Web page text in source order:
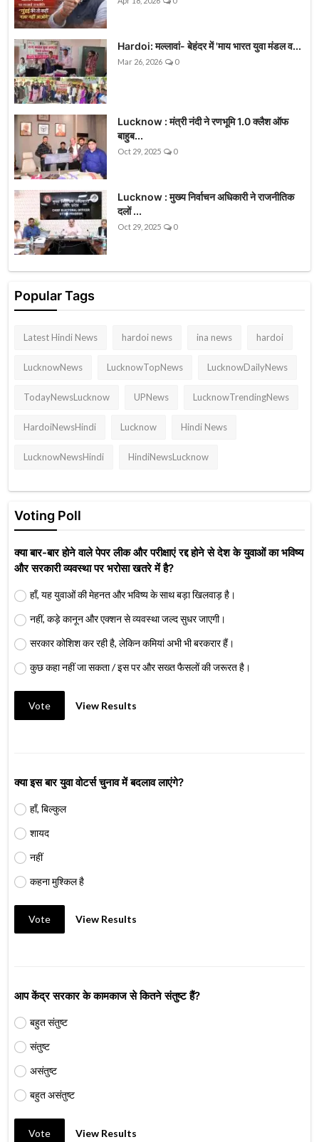
Hardoi: मल्लावां- बेहंदर में 'माय भारत युवा मंडल व...
Mar 26, 2026 0
Lucknow : मंत्री नंदी ने रणभूमि 1.0 क्लैश ऑफ
बाहुब...
Oct 29, 2025 0
Lucknow : मुख्य निर्वाचन अधिकारी ने राजनीतिक
दलों ...
Oct 29, 2025 0
Popular Tags
Latest Hindi News hardoi news ina news hardoi
LucknowNews LucknowTopNews LucknowDailyNews
TodayNewsLucknow UPNews LucknowTrendingNews
HardoiNewsHindi Lucknow Hindi News
LucknowNewsHindi HindiNewsLucknow
Voting Poll
क्या बार-बार होने वाले पेपर लीक और परीक्षाएं रद्द होने से देश के युवाओं का भविष्य
और सरकारी व्यवस्था पर भरोसा खतरे में है?
हाँ, यह युवाओं की मेहनत और भविष्य के साथ बड़ा खिलवाड़ है।
नहीं, कड़े कानून और एक्शन से व्यवस्था जल्द सुधर जाएगी।
सरकार कोशिश कर रही है, लेकिन कमियां अभी भी बरकरार हैं।
कुछ कहा नहीं जा सकता / इस पर और सख्त फैसलों की जरूरत है।
Vote View Results
क्या इस बार युवा वोटर्स चुनाव में बदलाव लाएंगे?
हाँ, बिल्कुल
शायद
नहीं
कहना मुश्किल है
Vote View Results
आप केंद्र सरकार के कामकाज से कितने संतुष्ट हैं?
बहुत संतुष्ट
संतुष्ट
असंतुष्ट
बहुत असंतुष्ट
Vote View Results